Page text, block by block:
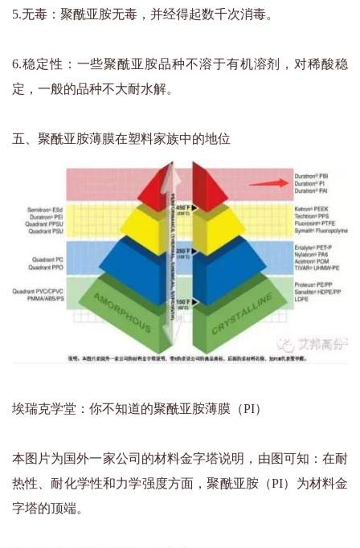
5.无毒：聚酰亚胺无毒，并经得起数千次消毒。
6.稳定性：一些聚酰亚胺品种不溶于有机溶剂，对稀酸稳
定，一般的品种不大耐水解。
五、聚酰亚胺薄膜在塑料家族中的地位
埃瑞克学堂：你不知道的聚酰亚胺薄膜（PI）
本图片为国外一家公司的材料金字塔说明，由图可知：在耐
热性、耐化学性和力学强度方面，聚酰亚胺（PI）为材料金
字塔的顶端。